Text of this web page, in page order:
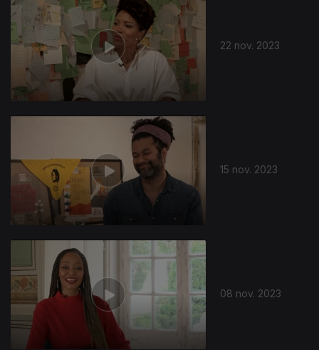
22 nov. 2023
15 nov. 2023
08 nov. 2023